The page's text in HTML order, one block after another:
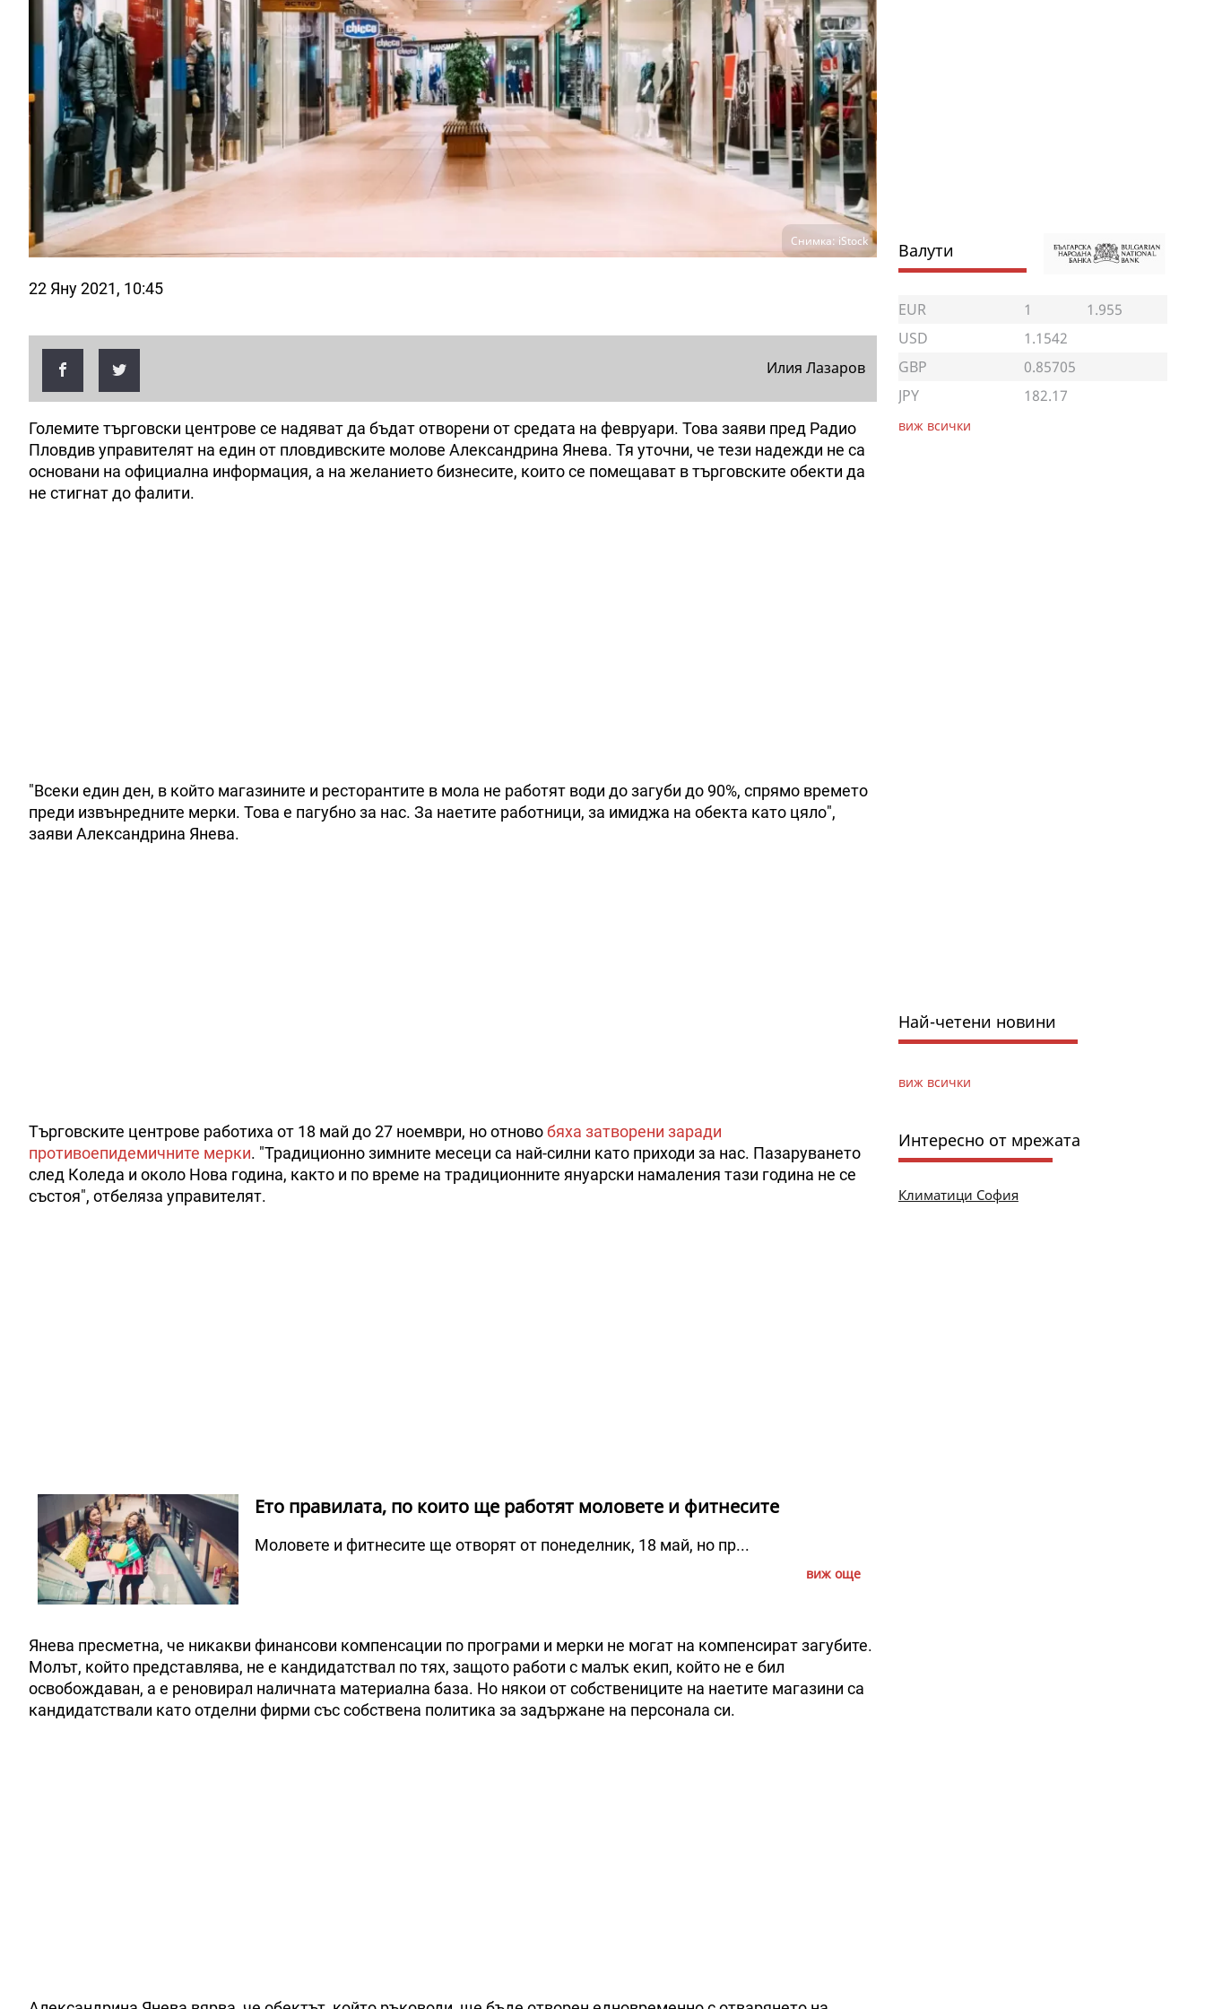
Снимка: iStock
22 Яну 2021, 10:45
Илия Лазаров
Големите търговски центрове се надяват да бъдат отворени от средата на февруари. Това заяви пред Радио
Пловдив управителят на един от пловдивските молове Александрина Янева. Тя уточни, че тези надежди не са
основани на официална информация, а на желанието бизнесите, които се помещават в търговските обекти да
не стигнат до фалити.
"Всеки един ден, в който магазините и ресторантите в мола не работят води до загуби до 90%, спрямо времето
преди извънредните мерки. Това е пагубно за нас. За наетите работници, за имиджа на обекта като цяло",
заяви Александрина Янева.
Търговските центрове работиха от 18 май до 27 ноември, но отновобяха затворени заради
противоепидемичните мерки. "Традиционно зимните месеци са най-силни като приходи за нас. Пазаруването
след Коледа и около Нова година, както и по време на традиционните януарски намаления тази година не се
състоя", отбеляза управителят.
Ето правилата, по които ще работят моловете и фитнесите
Моловете и фитнесите ще отворят от понеделник, 18 май, но пр...
виж още
Янева пресметна, че никакви финансови компенсации по програми и мерки не могат на компенсират загубите.
Молът, който представлява, не е кандидатствал по тях, защото работи с малък екип, който не е бил
освобождаван, а е реновирал наличната материална база. Но някои от собствениците на наетите магазини са
кандидатствали като отделни фирми със собствена политика за задържане на персонала си.
Валути
EUR 1
1.955
USD
1.1542
GBP
0.85705
JPY
182.17
виж всички
Най-четени новини
виж всички
Интересно от мрежата
Климатици София